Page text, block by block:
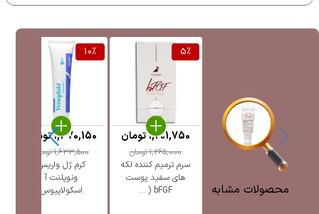
محصولات مشابه
5%
سرم ترمیم کننده لکه
های سفید پوست
bFGF ( ...
1,265,000تومان
1,201,750تومان
10%
کرم ژل واریس
ونوپلنت آ
اسکولاپیوس
1,633,500تومان
1,470,150تومان